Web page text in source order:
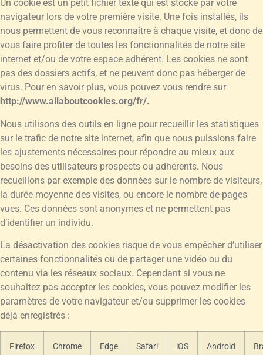
Un cookie est un petit fichier texte qui est stocké par votre
navigateur lors de votre première visite. Une fois installés, ils
nous permettent de vous reconnaître à chaque visite, et donc de
vous faire profiter de toutes les fonctionnalités de notre site
internet et/ou de votre espace adhérent. Les cookies ne sont
pas des dossiers actifs, et ne peuvent donc pas héberger de
virus. Pour en savoir plus, vous pouvez vous rendre sur
http://www.allaboutcookies.org/fr/.
Nous utilisons des outils en ligne pour recueillir les statistiques
sur le trafic de notre site internet, afin que nous puissions faire
les ajustements nécessaires pour répondre au mieux aux
besoins des utilisateurs prospects ou adhérents. Nous
recueillons par exemple des données sur le nombre de visiteurs,
la durée moyenne des visites, ou encore le nombre de pages
vues. Ces données sont anonymes et ne permettent pas
d’identifier un individu.
La désactivation des cookies risque de vous empêcher d’utiliser
certaines fonctionnalités ou de partager une vidéo ou du
contenu via les réseaux sociaux. Cependant si vous ne
souhaitez pas accepter les cookies, vous pouvez modifier les
paramètres de votre navigateur et/ou supprimer les cookies
déjà enregistrés :
Firefox Chrome Edge Safari iOS Android